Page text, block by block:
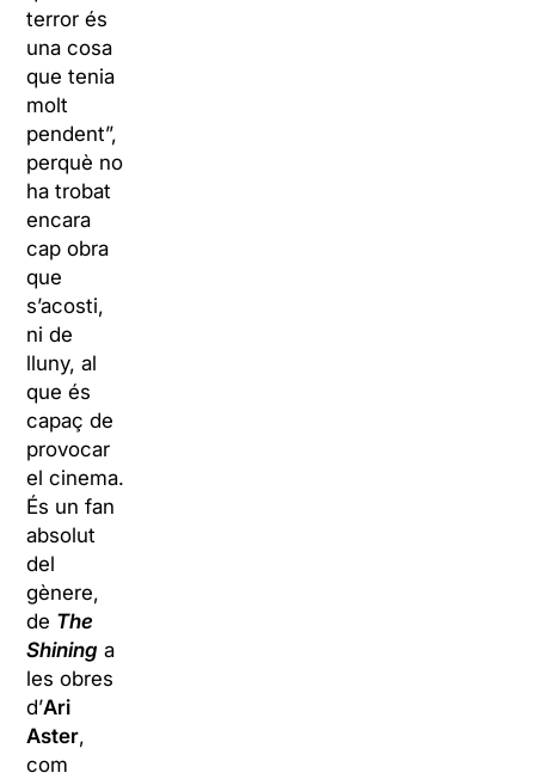
terror és
una cosa
que tenia
molt
pendent”,
perquè no
ha trobat
encara
cap obra
que
s’acosti,
ni de
lluny, al
que és
capaç de
provocar
el cinema.
És un fan
absolut
del
gènere,
de The
Shining a
les obres
d’Ari
Aster,
com